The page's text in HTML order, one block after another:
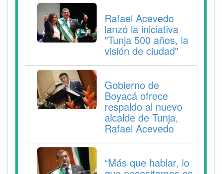
Rafael Acevedo
lanzó la iniciativa
"Tunja 500 años, la
visión de ciudad"
Gobierno de
Boyacá ofrece
respaldo al nuevo
alcalde de Tunja,
Rafael Acevedo
“Más que hablar, lo